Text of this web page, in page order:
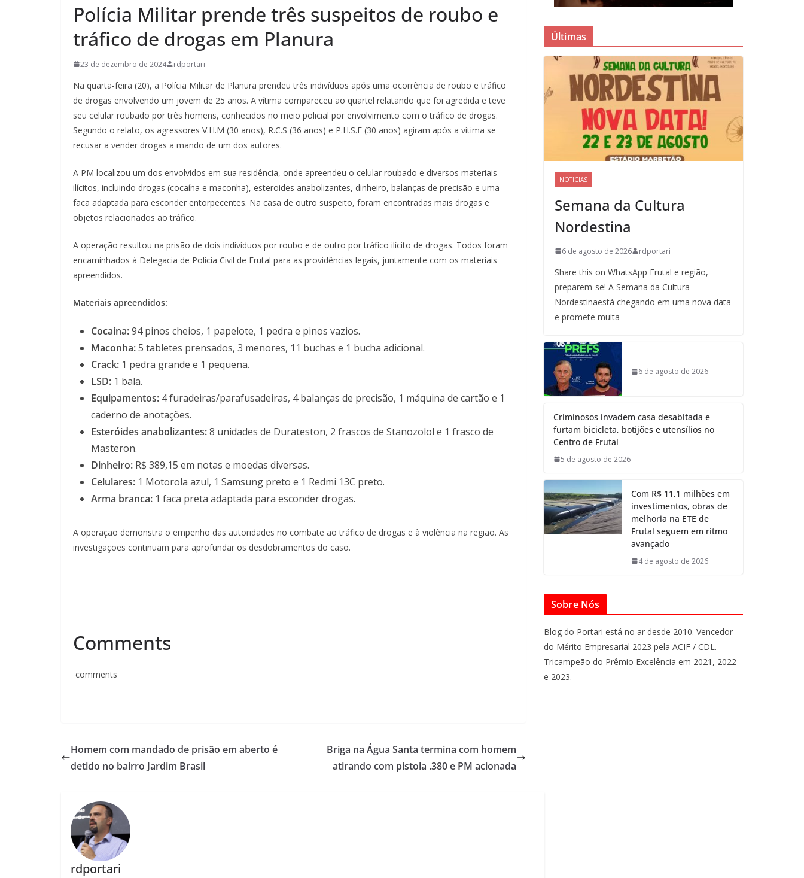
Polícia Militar prende três suspeitos de roubo e
tráfico de drogas em Planura
23 de dezembro de 2024 rdportari
Na quarta-feira (20), a Polícia Militar de Planura prendeu três indivíduos após uma ocorrência de roubo e tráfico
de drogas envolvendo um jovem de 25 anos. A vítima compareceu ao quartel relatando que foi agredida e teve
seu celular roubado por três homens, conhecidos no meio policial por envolvimento com o tráfico de drogas.
Segundo o relato, os agressores V.H.M (30 anos), R.C.S (36 anos) e P.H.S.F (30 anos) agiram após a vítima se
recusar a vender drogas a mando de um dos autores.
A PM localizou um dos envolvidos em sua residência, onde apreendeu o celular roubado e diversos materiais
ilícitos, incluindo drogas (cocaína e maconha), esteroides anabolizantes, dinheiro, balanças de precisão e uma
faca adaptada para esconder entorpecentes. Na casa de outro suspeito, foram encontradas mais drogas e
objetos relacionados ao tráfico.
A operação resultou na prisão de dois indivíduos por roubo e de outro por tráfico ilícito de drogas. Todos foram
encaminhados à Delegacia de Polícia Civil de Frutal para as providências legais, juntamente com os materiais
apreendidos.
Materiais apreendidos:
Cocaína:94 pinos cheios, 1 papelote, 1 pedra e pinos vazios.
Maconha:5 tabletes prensados, 3 menores, 11 buchas e 1 bucha adicional.
Crack: 1 pedra grande e 1 pequena.
LSD: 1 bala.
Equipamentos: 4 furadeiras/parafusadeiras, 4 balanças de precisão, 1 máquina de cartão e 1
caderno de anotações.
Esteróides anabolizantes:8 unidades de Durateston, 2 frascos de Stanozolol e 1 frasco de
Masteron.
Dinheiro: R$ 389,15 em notas e moedas diversas.
Celulares: 1 Motorola azul, 1 Samsung preto e 1 Redmi 13C preto.
Arma branca: 1 faca preta adaptada para esconder drogas.
A operação demonstra o empenho das autoridades no combate ao tráfico de drogas e à violência na região. As
investigações continuam para aprofundar os desdobramentos do caso.
Comments
comments
Homem com mandado de prisão em aberto é
detido no bairro Jardim Brasil
Briga na Água Santa termina com homem
atirando com pistola .380 e PM acionada
rdportari
Últimas
NOTICIAS
Semana da Cultura
Nordestina
6 de agosto de 2026 rdportari
Share this on WhatsApp Frutal e região,
preparem-se! A Semana da Cultura
Nordestinaestá chegando em uma nova data
e promete muita
6 de agosto de 2026
Criminosos invadem casa desabitada e
furtam bicicleta, botijões e utensílios no
Centro de Frutal
5 de agosto de 2026
Com R$ 11,1 milhões em
investimentos, obras de
melhoria na ETE de
Frutal seguem em ritmo
avançado
4 de agosto de 2026
Sobre Nós
Blog do Portari está no ar desde 2010. Vencedor
do Mérito Empresarial 2023 pela ACIF / CDL.
Tricampeão do Prêmio Excelência em 2021, 2022
e 2023.